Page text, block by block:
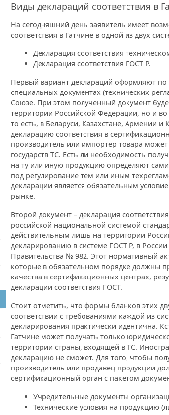
Виды деклараций соответствия в
На сегодняшний день заявитель имеет
соответствия в Гатчине в одной из двух
Декларация соответствия
Декларация соответствия ГОСТ Р.
Первый вариант деклараций оформляют
специальных документах (технических
Союзе. При этом полученный документ
территории Российской Федерации, но и во
то есть, в Беларуси, Казахстане, Армении
декларацию соответствия в
производитель или импортер товара
государств ТС. Есть ли необходимость
на ту или иную продукцию определяют
под регулирование тем или иным
декларации является обязательным
рынке.
Второй документ – декларация
российской национальной системой
действительным лишь на территории
декларированию в системе ГОСТ Р, в
Правительства № 982. Этот нормативный
которые в обязательном порядке должны
качества в сертификационных центрах,
декларации соответствия ГОСТ.
Стоит отметить, что формы бланков этих
соответствии с требованиями каждой из
декларирования практически идентична.
Гатчине может получать только
территории страны, входящей в ТС.
декларацию не сможет. Для того, чтобы
производитель или продавец продукции
сертификационный орган с пакетом
Учредительные документы
Технические условия на продукцию